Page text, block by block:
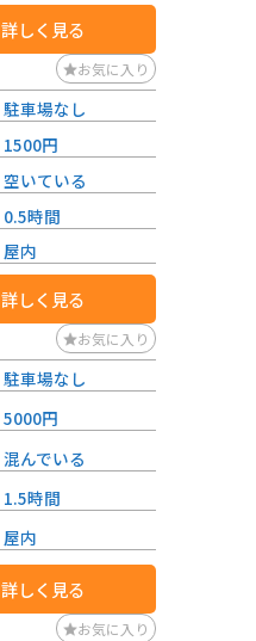
詳しく見る
お気に入り
駐車場なし
1500円
空いている
0.5時間
屋内
詳しく見る
お気に入り
駐車場なし
5000円
混んでいる
1.5時間
屋内
詳しく見る
お気に入り